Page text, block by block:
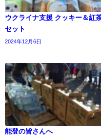
ウクライナ支援 クッキー＆紅
セット
2024年12月6日
能登の皆さんへ